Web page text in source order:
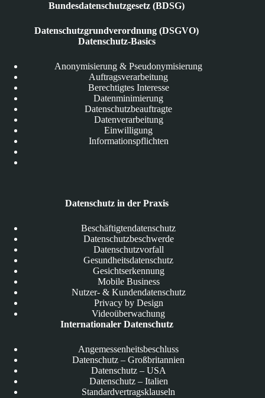
Bundesdatenschutzgesetz (BDSG)
Datenschutzgrundverordnung (DSGVO)
Datenschutz-Basics
Anonymisierung & Pseudonymisierung
Auftragsverarbeitung
Berechtigtes Interesse
Datenminimierung
Datenschutzbeauftragte
Datenverarbeitung
Einwilligung
Informationspflichten
Datenschutz in der Praxis
Beschäftigtendatenschutz
Datenschutzbeschwerde
Datenschutzvorfall
Gesundheitsdatenschutz
Gesichtserkennung
Mobile Business
Nutzer- & Kundendatenschutz
Privacy by Design
Videoüberwachung
Internationaler Datenschutz
Angemessenheitsbeschluss
Datenschutz – Großbritannien
Datenschutz – USA
Datenschutz – Italien
Standardvertragsklauseln